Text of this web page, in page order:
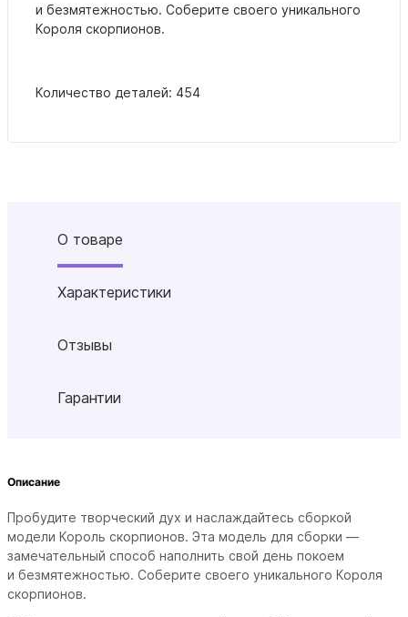
и безмятежностью. Соберите своего уникального
Короля скорпионов.
Количество деталей: 454
О товаре
Характеристики
Отзывы
Гарантии
Описание
Пробудите творческий дух и наслаждайтесь сборкой
модели Король скорпионов. Эта модель для сборки —
замечательный способ наполнить свой день покоем
и безмятежностью. Соберите своего уникального Короля
скорпионов.